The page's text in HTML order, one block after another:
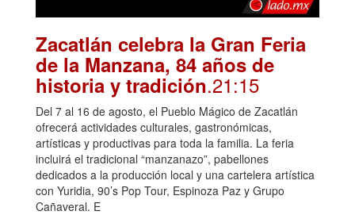
Zacatlán celebra la Gran Feria
de la Manzana, 84 años de
historia y tradición.21:15
Del 7 al 16 de agosto, el Pueblo Mágico de Zacatlán
ofrecerá actividades culturales, gastronómicas,
artísticas y productivas para toda la familia. La feria
incluirá el tradicional “manzanazo”, pabellones
dedicados a la producción local y una cartelera artística
con Yuridia, 90’s Pop Tour, Espinoza Paz y Grupo
Cañaveral. E